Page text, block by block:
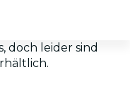
doch leider sind